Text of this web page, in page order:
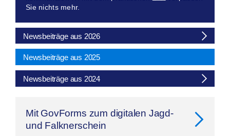
Sie nichts mehr.
Newsbeiträge aus 2026
Newsbeiträge aus 2025
Newsbeiträge aus 2024
Mit GovForms zum digitalen Jagd-
und Falknerschein